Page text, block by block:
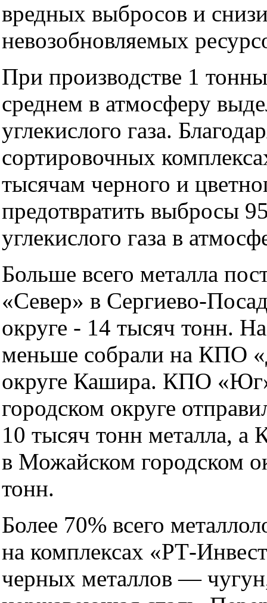
вредных выбросов и
невозобновляемых
При производстве 1
среднем в атмосферу
углекислого газа.
сортировочных
тысячам черного и
предотвратить выбросы
углекислого газа в
Больше всего металла
«Север» в Сергиево-
округе - 14 тысяч тонн.
меньше собрали на КПО
округе Кашира. КПО
городском округе
10 тысяч тонн металла,
в Можайском городском
тонн.
Более 70% всего
на комплексах «РТ-
черных металлов —